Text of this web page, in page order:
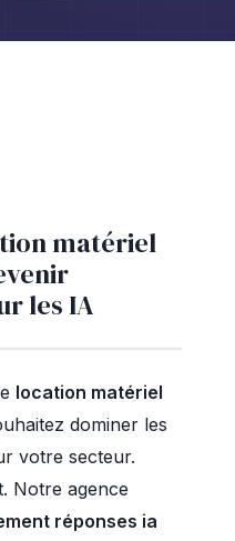
matériel
les IA
location matériel
dominer les
votre secteur.
Notre agence
réponses ia